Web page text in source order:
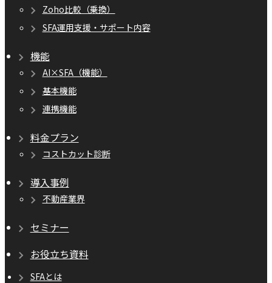
Zoho比較（乗換）
SFA運用支援・サポート内容
機能
AI×SFA（機能）
基本機能
連携機能
料金プラン
コストカット診断
導入事例
不動産業界
セミナー
お役立ち資料
SFAとは